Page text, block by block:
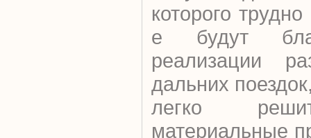
которого
е будут
реализации
дальних
легко
материальные